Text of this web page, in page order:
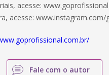
acesse:
acesse: www.instagram.com/
Fale com o autor